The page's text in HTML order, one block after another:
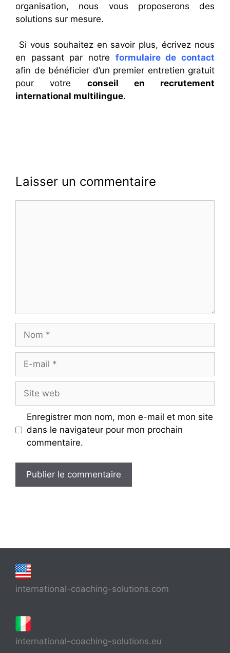
organisation, nous vous proposerons des
solutions sur mesure.
Si vous souhaitez en savoir plus, écrivez nous
en passant par notre formulaire de contact
afin de bénéficier d’un premier entretien gratuit
pour votre conseil en recrutement
international multilingue.
Laisser un commentaire
Nom
Site
web
Enregistrer mon nom, mon e-mail et mon site
dans le navigateur pour mon prochain
commentaire.
international-coaching-solutions.com
international-coaching-solutions.eu